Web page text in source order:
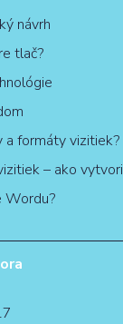
návrh
tlač?
formáty vizitiek?
– ako
Wordu?